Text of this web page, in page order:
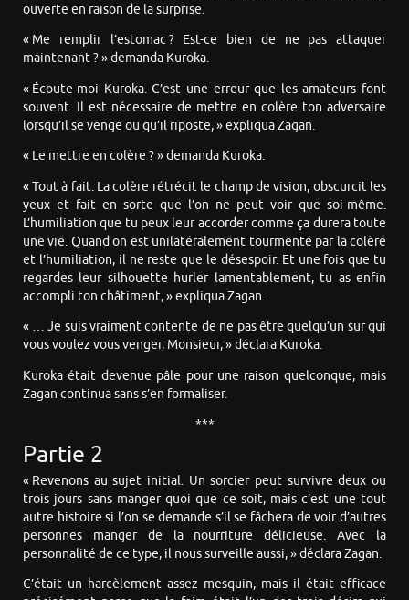
ouverte en raison de la surprise.
« Me remplir l’estomac ? Est-ce bien de ne pas attaquer
maintenant ? » demanda Kuroka.
« Écoute-moi Kuroka. C’est une erreur que les amateurs font
souvent. Il est nécessaire de mettre en colère ton adversaire
lorsqu’il se venge ou qu’il riposte, » expliqua Zagan.
« Le mettre en colère ? » demanda Kuroka.
« Tout à fait. La colère rétrécit le champ de vision, obscurcit les
yeux et fait en sorte que l’on ne peut voir que soi-même.
L’humiliation que tu peux leur accorder comme ça durera toute
une vie. Quand on est unilatéralement tourmenté par la colère
et l’humiliation, il ne reste que le désespoir. Et une fois que tu
regardes leur silhouette hurler lamentablement, tu as enfin
accompli ton châtiment, » expliqua Zagan.
« … Je suis vraiment contente de ne pas être quelqu’un sur qui
vous voulez vous venger, Monsieur, » déclara Kuroka.
Kuroka était devenue pâle pour une raison quelconque, mais
Zagan continua sans s’en formaliser.
***
Partie 2
« Revenons au sujet initial. Un sorcier peut survivre deux ou
trois jours sans manger quoi que ce soit, mais c’est une tout
autre histoire si l’on se demande s’il se fâchera de voir d’autres
personnes manger de la nourriture délicieuse. Avec la
personnalité de ce type, il nous surveille aussi, » déclara Zagan.
C’était un harcèlement assez mesquin, mais il était efficace